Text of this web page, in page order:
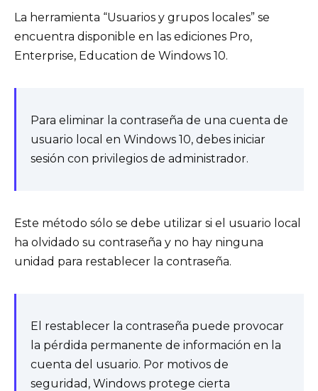
La herramienta “Usuarios y grupos locales” se
encuentra disponible en las ediciones Pro,
Enterprise, Education de Windows 10.
Para eliminar la contraseña de una cuenta de
usuario local en Windows 10, debes iniciar
sesión con privilegios de administrador.
Este método sólo se debe utilizar si el usuario local
ha olvidado su contraseña y no hay ninguna
unidad para restablecer la contraseña.
El restablecer la contraseña puede provocar
la pérdida permanente de información en la
cuenta del usuario. Por motivos de
seguridad, Windows protege cierta